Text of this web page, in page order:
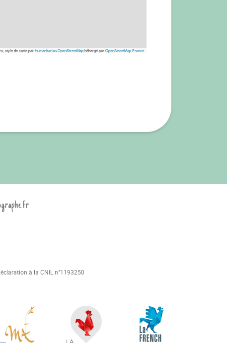
style de carte parHumanitarian OpenStreetMaphébergé parOpenStreetMap France
à la CNIL n°1193250